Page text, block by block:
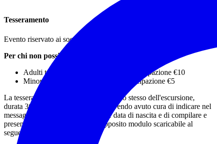
Tesseramento
Evento riservato ai soci in regola con il tesseramento.
Per chi non possiede la tessera:
Adulti tessera €15 + contributo di partecipazione €10
Minori tessera €10 + contributo partecipazione €5
La tessera si potrà sottoscrivere il giorno stesso dell'escursione,
durata 365 gg dalla sottoscrizione, avendo avuto cura di indicare nel
messaggio whatsapp anche luogo e data di nascita e di compilare e
presentare all'accompagnatore l'apposito modulo scaricabile al
seguente link: